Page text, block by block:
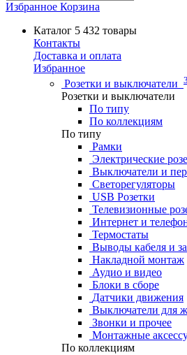
Избранное Корзина
Каталог 5 432 товары
Контакты
Доставка и оплата
Избранное
Розетки и выключатели
Розетки и выключатели
По типу
По коллекциям
По типу
Рамки
Электрические
Выключатели и
Светорегуляторы
USB Розетки
Телевизионные
Интернет и
Термостаты
Выводы кабеля и
Накладной монтаж
Аудио и видео
Блоки в сборе
Датчики движения
Выключатели для
Звонки и прочее
Монтажные
По коллекциям